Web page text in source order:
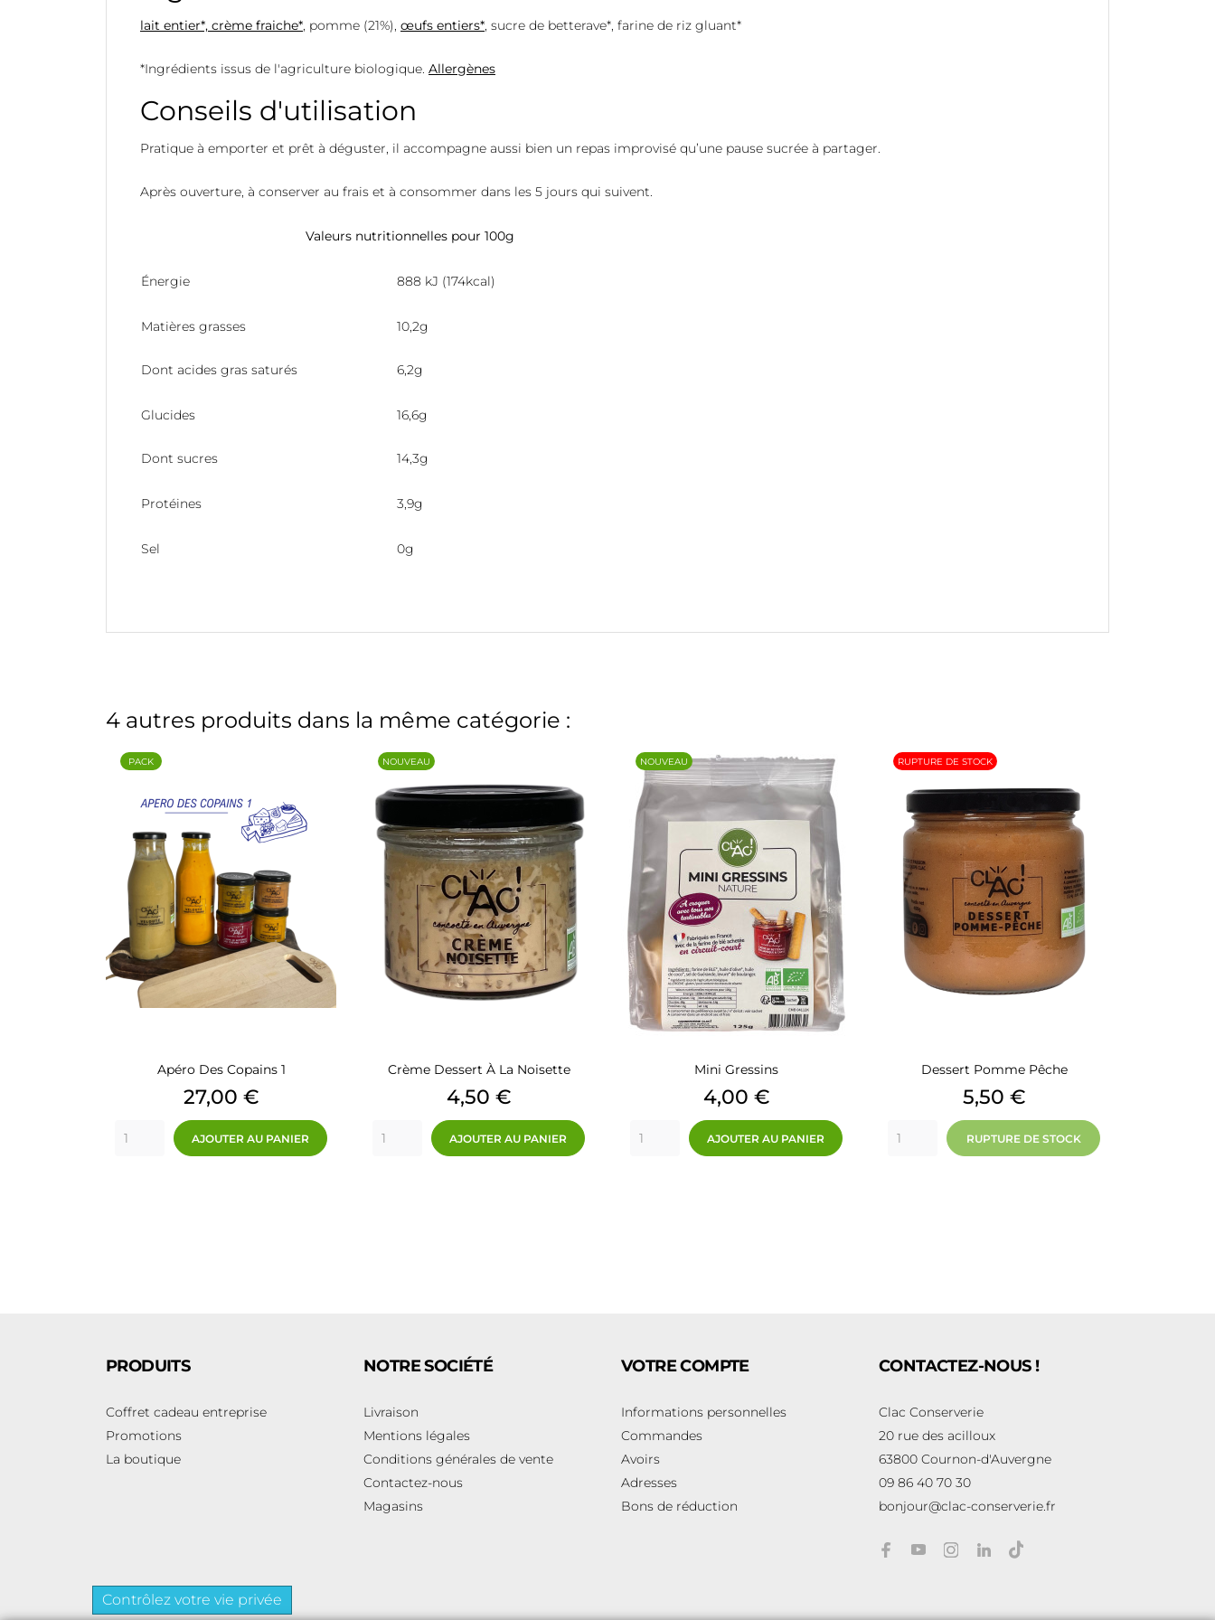
lait entier*, crème fraiche*, pomme (21%), œufs entiers*, sucre de betterave*, farine de riz gluant*
*Ingrédients issus de l'agriculture biologique. Allergènes
Conseils d'utilisation
Pratique à emporter et prêt à déguster, il accompagne aussi bien un repas improvisé qu’une pause sucrée à partager.
Après ouverture, à conserver au frais et à consommer dans les 5 jours qui suivent.
Valeurs nutritionnelles pour 100g
Énergie 888 kJ (174kcal)
Matières grasses
Dont acides gras saturés
10,2g
6,2g
Glucides
Dont sucres
16,6g
14,3g
Protéines 3,9g
Sel 0g
4 autres produits dans la même catégorie :
Apéro Des Copains 1
Prix
27,00 €
AJOUTER AU PANIER
PACK
Crème Dessert À La Noisette
Prix
4,50 €
AJOUTER AU PANIER
NOUVEAU
Mini Gressins
Prix
4,00 €
AJOUTER AU PANIER
NOUVEAU
Dessert Pomme Pêche
Prix
5,50 €
RUPTURE DE STOCK
RUPTURE DE STOCK
PRODUITS
Coffret cadeau entreprise
Promotions
La boutique
NOTRE SOCIÉTÉ
Livraison
Mentions légales
Conditions générales de vente
Contactez-nous
Magasins
VOTRE COMPTE
Informations personnelles
Commandes
Avoirs
Adresses
Bons de réduction
CONTACTEZ-NOUS !
Clac Conserverie
20 rue des acilloux
63800 Cournon-d'Auvergne
09 86 40 70 30
bonjour@clac-conserverie.fr
Contrôlez votre vie privée